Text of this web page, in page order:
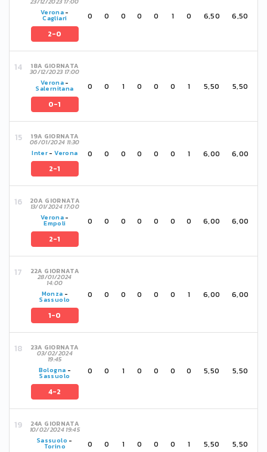
Verona -
Cagliari
2-0
0 0 0 0 0 1 0 6,50 6,50
18A GIORNATA
30/12/2023 17:00
Verona -
Salernitana
0-1
0 0 1 0 0 0 1 5,50 5,50
19A GIORNATA
06/01/2024 11:30
Inter -Verona
2-1
0 0 0 0 0 0 1 6,00 6,00
20A GIORNATA
13/01/2024 17:00
Verona -
Empoli
2-1
0 0 0 0 0 0 0 6,00 6,00
22A GIORNATA
28/01/2024
14:00
Monza -
Sassuolo
1-0
0 0 0 0 0 0 1 6,00 6,00
23A GIORNATA
03/02/2024
19:45
Bologna -
Sassuolo
4-2
0 0 1 0 0 0 0 5,50 5,50
24A GIORNATA
10/02/2024 19:45
Sassuolo -
Torino 0 0 1 0 0 0 1 5,50 5,50